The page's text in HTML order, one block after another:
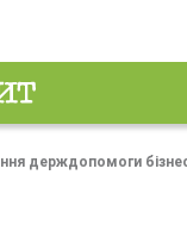
держдопомоги